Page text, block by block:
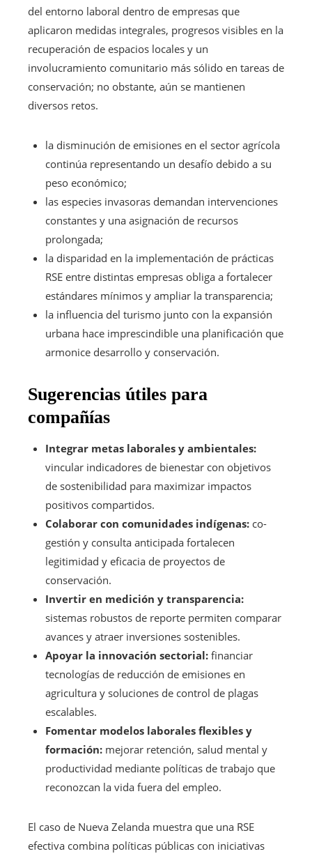
del entorno laboral dentro de empresas que
aplicaron medidas integrales, progresos visibles en la
recuperación de espacios locales y un
involucramiento comunitario más sólido en tareas de
conservación; no obstante, aún se mantienen
diversos retos.
la disminución de emisiones en el sector agrícola
continúa representando un desafío debido a su
peso económico;
las especies invasoras demandan intervenciones
constantes y una asignación de recursos
prolongada;
la disparidad en la implementación de prácticas
RSE entre distintas empresas obliga a fortalecer
estándares mínimos y ampliar la transparencia;
la influencia del turismo junto con la expansión
urbana hace imprescindible una planificación que
armonice desarrollo y conservación.
Sugerencias útiles para
compañías
Integrar metas laborales y ambientales:
vincular indicadores de bienestar con objetivos
de sostenibilidad para maximizar impactos
positivos compartidos.
Colaborar con comunidades indígenas: co-
gestión y consulta anticipada fortalecen
legitimidad y eficacia de proyectos de
conservación.
Invertir en medición y transparencia:
sistemas robustos de reporte permiten comparar
avances y atraer inversiones sostenibles.
Apoyar la innovación sectorial: financiar
tecnologías de reducción de emisiones en
agricultura y soluciones de control de plagas
escalables.
Fomentar modelos laborales flexibles y
formación: mejorar retención, salud mental y
productividad mediante políticas de trabajo que
reconozcan la vida fuera del empleo.
El caso de Nueva Zelanda muestra que una RSE
efectiva combina políticas públicas con iniciativas